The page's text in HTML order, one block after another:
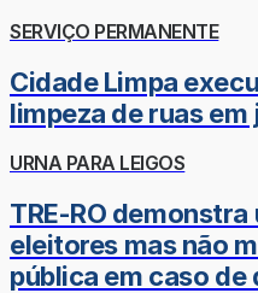
SERVIÇO PERMANENTE
Cidade Limpa
limpeza de ruas em
URNA PARA LEIGOS
TRE-RO
eleitores mas não
pública em caso de